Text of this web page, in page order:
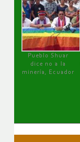
Pueblo Shuar
dice no a la
minería, Ecuador